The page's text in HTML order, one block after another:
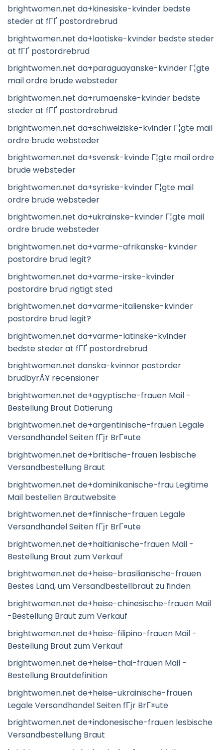
brightwomen.net da+kinesiske-kvinder bedste
steder at fГҐ postordrebrud
brightwomen.net da+laotiske-kvinder bedste steder
at fГҐ postordrebrud
brightwomen.net da+paraguayanske-kvinder Г¦gte
mail ordre brude websteder
brightwomen.net da+rumaenske-kvinder bedste
steder at fГҐ postordrebrud
brightwomen.net da+schweiziske-kvinder Г¦gte mail
ordre brude websteder
brightwomen.net da+svensk-kvinde Г¦gte mail ordre
brude websteder
brightwomen.net da+syriske-kvinder Г¦gte mail
ordre brude websteder
brightwomen.net da+ukrainske-kvinder Г¦gte mail
ordre brude websteder
brightwomen.net da+varme-afrikanske-kvinder
postordre brud legit?
brightwomen.net da+varme-irske-kvinder
postordre brud rigtigt sted
brightwomen.net da+varme-italienske-kvinder
postordre brud legit?
brightwomen.net da+varme-latinske-kvinder
bedste steder at fГҐ postordrebrud
brightwomen.net danska-kvinnor postorder
brudbyrÃ¥ recensioner
brightwomen.net de+agyptische-frauen Mail -
Bestellung Braut Datierung
brightwomen.net de+argentinische-frauen Legale
Versandhandel Seiten fГјr BrГ¤ute
brightwomen.net de+britische-frauen lesbische
Versandbestellung Braut
brightwomen.net de+dominikanische-frau Legitime
Mail bestellen Brautwebsite
brightwomen.net de+finnische-frauen Legale
Versandhandel Seiten fГјr BrГ¤ute
brightwomen.net de+haitianische-frauen Mail -
Bestellung Braut zum Verkauf
brightwomen.net de+heise-brasilianische-frauen
Bestes Land, um Versandbestellbraut zu finden
brightwomen.net de+heise-chinesische-frauen Mail
-Bestellung Braut zum Verkauf
brightwomen.net de+heise-filipino-frauen Mail -
Bestellung Braut zum Verkauf
brightwomen.net de+heise-thai-frauen Mail -
Bestellung Brautdefinition
brightwomen.net de+heise-ukrainische-frauen
Legale Versandhandel Seiten fГјr BrГ¤ute
brightwomen.net de+indonesische-frauen lesbische
Versandbestellung Braut